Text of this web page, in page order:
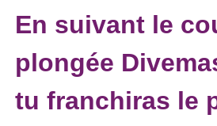
En suivant le
plongée
tu franchiras le